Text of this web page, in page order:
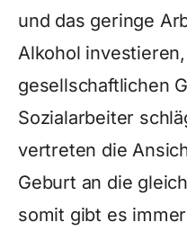
und das geringe
Alkohol
gesellschaftlichen
Sozialarbeiter
vertreten die
Geburt an die
somit gibt es